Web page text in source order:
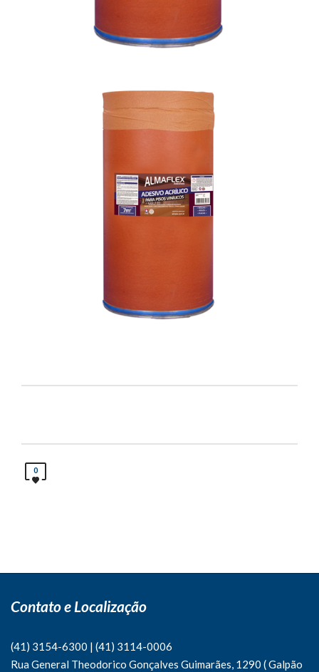
0
Contato e Localização
(41) 3154-6300 | (41) 3114-0006
Rua General Theodorico Gonçalves Guimarães, 1290 ( Galpão